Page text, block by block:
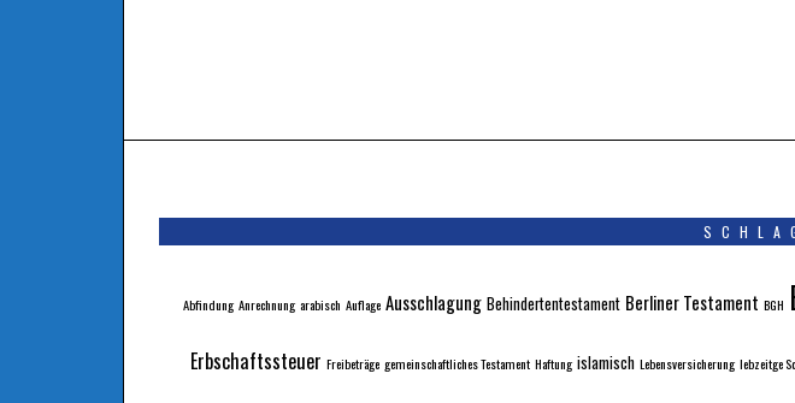
Abfindung Anrechnung arabisch Auflage Ausschlagung Behindertentestament Berliner Testament BGH
Erbschaftssteuer Freibeträge gemeinschaftliches Testament Haftung islamisch Lebensversicherung lebzeitge